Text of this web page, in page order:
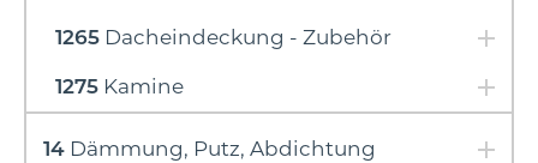
1265 Dacheindeckung - Zubehör
1275 Kamine
14 Dämmung, Putz, Abdichtung